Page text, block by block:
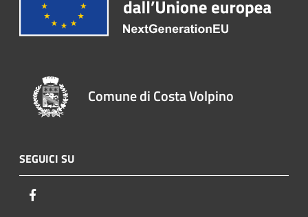
Comune di Costa Volpino
SEGUICI SU